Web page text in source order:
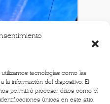
tecnologías como las
información del dispositivo. El
permitirá procesar datos como el
únicas en este sitio.